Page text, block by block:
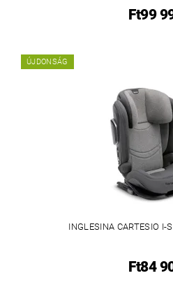
Ft99
ÚJDONSÁG
INGLESINA CARTESIO I-
Ft84